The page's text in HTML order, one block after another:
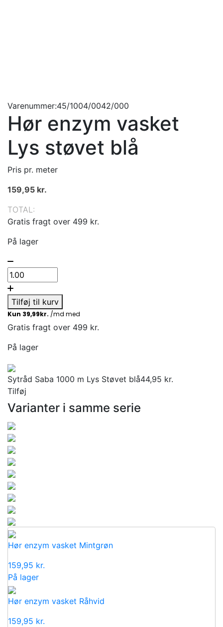
Varenummer:45/1004/0042/000
Hør enzym vasket
Lys støvet blå
Pris pr. meter
159,95 kr.
TOTAL:
Gratis fragt over 499 kr.
På lager
Tilføj til kurv
Gratis fragt over 499 kr.
På lager
Sytråd Saba 1000 m Lys Støvet blå44,95 kr.
Tilføj
Varianter i samme serie
Hør enzym vasket Mintgrøn
159,95 kr.
På lager
Hør enzym vasket Råhvid
159,95 kr.